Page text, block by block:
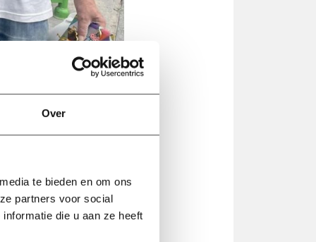
Over
te bieden en om ons
partners voor social
die u aan ze heeft
Deel